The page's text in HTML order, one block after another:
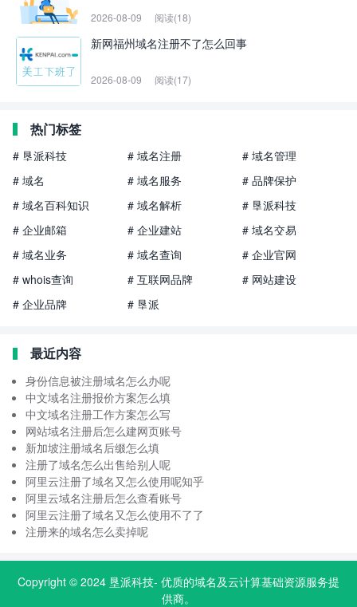
2026-08-09 阅读(18)
新网福州域名注册不了怎么回事
2026-08-09 阅读(17)
热门标签
# 垦派科技 # 域名注册
# 域名管理
# 域名
# 域名服务
# 品牌保护
# 域名百科知识
# 域名解析
# 垦派科技
# 企业邮箱
# 企业建站
# 域名交易
# 域名业务
# 域名查询
# 企业官网
# whois查询
# 互联网品牌
# 网站建设
# 企业品牌
# 垦派
最近内容
身份信息被注册域名怎么办呢
中文域名注册报价方案怎么填
中文域名注册工作方案怎么写
网站域名注册后怎么建网页账号
新加坡注册域名后缀怎么填
注册了域名怎么出售给别人呢
阿里云注册了域名又怎么使用呢知乎
阿里云域名注册后怎么查看账号
阿里云注册了域名又怎么使用不了了
注册来的域名怎么卖掉呢
Copyright © 2024 垦派科技- 优质的域名及云计算基础资源服务提
供商。